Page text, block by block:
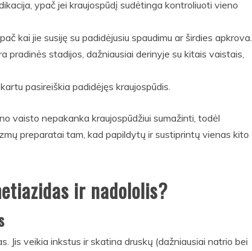
ypač jei kraujospūdį sudėtinga kontroliuoti vieno
kai jie susiję su padidėjusiu spaudimu ar širdies apkrova.
pradinės stadijos, dažniausiai derinyje su kitais vaistais,
pasireiškia padidėjęs kraujospūdis.
vaisto nepakanka kraujospūdžiui sumažinti, todėl
preparatai tam, kad papildytų ir sustiprintų vienas kito
ir nadololis?
Jis veikia inkstus ir skatina druskų (dažniausiai natrio bei